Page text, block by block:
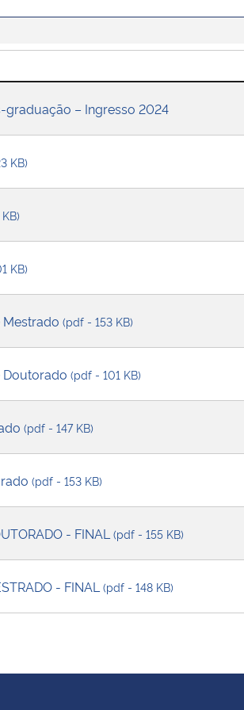
graduação – Ingresso 2024
KB)
KB)
Mestrado (pdf - 153 KB)
Doutorado (pdf - 101 KB)
(pdf - 147 KB)
(pdf - 153 KB)
- FINAL (pdf - 155 KB)
- FINAL (pdf - 148 KB)